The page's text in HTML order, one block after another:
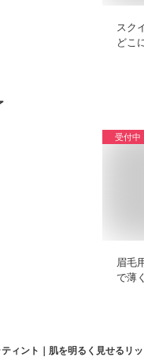
スク
どこ
受付中
眉毛
で薄
ィント｜肌を明るく見せるリ